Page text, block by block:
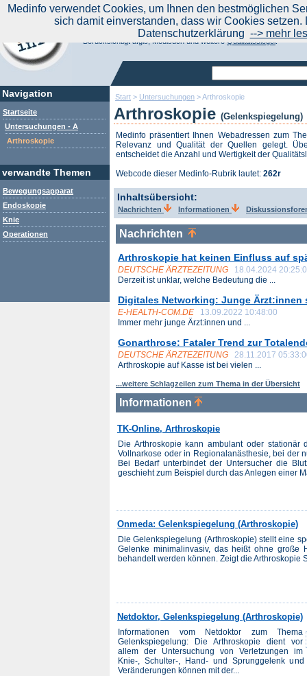
Start > Untersuchungen >Arthroskopie
Arthroskopie (Gelenkspiegelung)
Medinfo präsentiert Ihnen Webadressen zum
Relevanz und Qualität der Quellen gelegt.
entscheidet die Anzahl und Wertigkeit der
Webcode dieser Medinfo-Rubrik lautet: 262r
Inhaltsübersicht:
Nachrichten Informationen
Nachrichten
Arthroskopie hat keinen Einfluss auf
DEUTSCHE ÄRZTEZEITUNG
18.04.2024
Derzeit ist unklar, welche Bedeutung die ...
Digitales Networking: Junge
E-HEALTH-COM.DE
13.09.2022 10:48:00
Immer mehr junge Ärzt:innen und ...
Gonarthrose: Fataler Trend zur
DEUTSCHE ÄRZTEZEITUNG
28.11.2017
Arthroskopie auf Kasse ist bei vielen ...
...weitere Schlagzeilen zum Thema in der Übersicht
Informationen
TK-Online, Arthroskopie
Die Arthroskopie kann ambulant oder
Vollnarkose oder in Regionalanästhesie, bei der
Bei Bedarf unterbindet der Untersucher die
geschieht zum Beispiel durch das Anlegen einer
Onmeda: Gelenkspiegelung (Arthroskopie)
Die Gelenkspiegelung (Arthroskopie) stellt eine
Gelenke minimalinvasiv, das heißt ohne große
behandelt werden können. Zeigt die Arthroskopie
Netdoktor, Gelenkspiegelung (Arthroskopie)
Informationen vom Netdoktor zum Thema
Gelenkspiegelung: Die Arthroskopie dient vor
allem der Untersuchung von Verletzungen im
Knie-, Schulter-, Hand- und Sprunggelenk
Veränderungen können mit der...
Navigation
Startseite
Untersuchungen - A
Arthroskopie
verwandte Themen
Bewegungsapparat
Endoskopie
Knie
Operationen
Aktuelle Nachrichten|
Suchen Sie noch oder Finden Sie schon?
Medinfo.de - Meta-Portal für Gesundheitsthemen
Berücksichtigt afgis, Medisuch und weitereQualitätssiegel.
Medinfo verwendet Cookies, um Ihnen den bestmöglichen
sich damit einverstanden, dass wir Cookies
Datenschutzerklärung --> mehr